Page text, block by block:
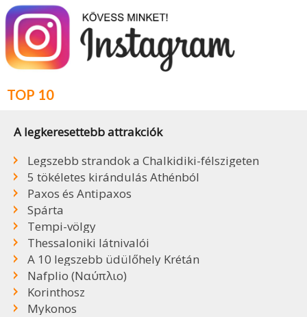
TOP 10
A legkeresettebb attrakciók
Legszebb strandok a Chalkidiki-félszigeten
5 tökéletes kirándulás Athénból
Paxos és Antipaxos
Spárta
Tempi-völgy
Thessaloniki látnivalói
A 10 legszebb üdülőhely Krétán
Nafplio (Ναύπλιο)
Korinthosz
Mykonos